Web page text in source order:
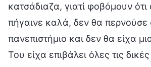
κατσάδιαζα, γιατί φοβόμουν ότι
πήγαινε καλά, δεν θα περνούσε
πανεπιστήμιο και δεν θα είχα
Του είχα επιβάλει όλες τις